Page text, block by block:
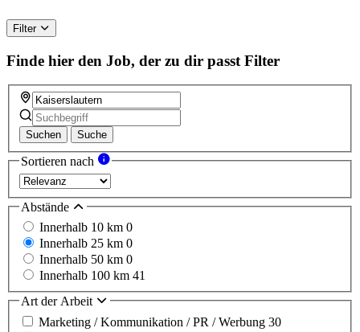
Filter
Finde hier den Job, der zu dir passt Filter
Suchen Suche
Sortieren nach
Abstände
Innerhalb 10 km 0
Innerhalb 25 km 0
Innerhalb 50 km 0
Innerhalb 100 km 41
Art der Arbeit
Marketing / Kommunikation / PR / Werbung 30